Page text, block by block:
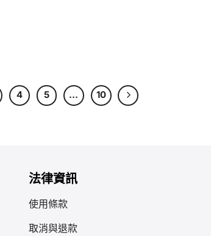
4 5 … 10
法律資訊
使用條款
取消與退款